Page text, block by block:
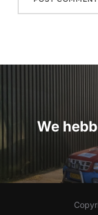
We